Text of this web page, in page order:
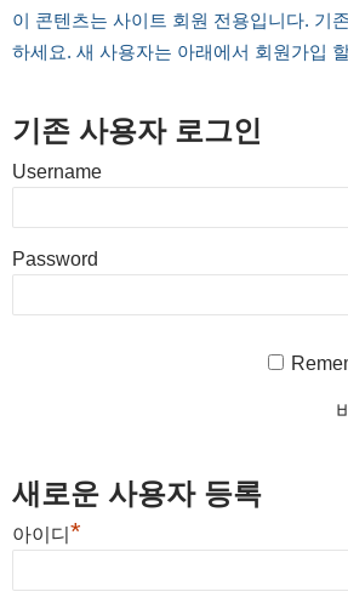
이 콘텐츠는 사이트 회원 전용입니다. 기
하세요. 새 사용자는 아래에서 회원가입
기존 사용자 로그인
Username
Password
새로운 사용자 등록
아이디 *